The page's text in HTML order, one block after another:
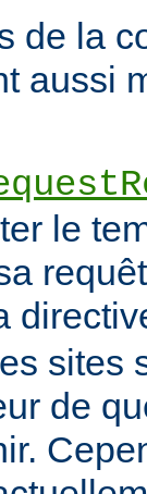
de la
aussi
le
sites
de